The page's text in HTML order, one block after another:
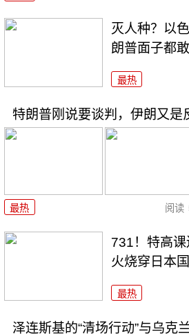
灭人种？以
朗普面子都敢
最热
特朗普刚说要谈判，伊朗又是
最热 阅读
731！特高
火烧穿日本
最热
泽连斯基的“清场行动”与乌克